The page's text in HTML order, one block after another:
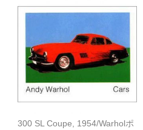
300 SL Coupe, 1954/Warholポ